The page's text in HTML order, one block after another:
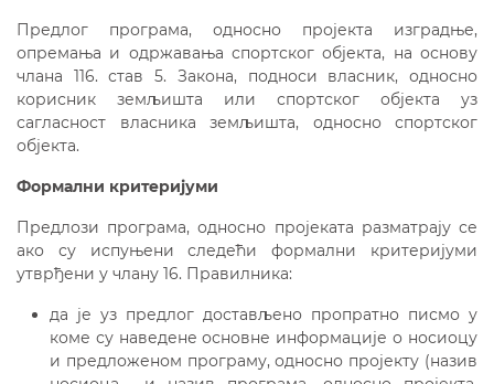
Предлог програма, односно пројекта изградње,
опремања и одржавања спортског објекта, на основу
члана 116. став 5. Закона, подноси власник, односно
корисник земљишта или спортског објекта уз
сагласност власника земљишта, односно спортског
објекта.
Формални критеријуми
Предлози програма, односно пројеката разматрају се
ако су испуњени следећи формални критеријуми
утврђени у члану 16. Правилника:
да је уз предлог достављено пропратно писмо у
коме су наведене основне информације о носиоцу
и предложеном програму, односно пројекту (назив